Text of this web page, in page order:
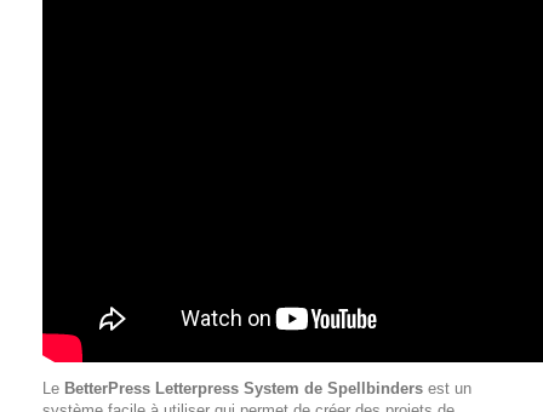
Le BetterPress Letterpress System de Spellbinders est un